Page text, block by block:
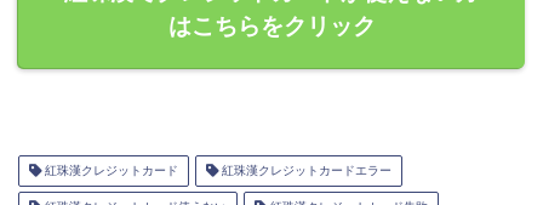
はこちらをクリック
紅珠漢クレジットカード 紅珠漢クレジットカードエラー